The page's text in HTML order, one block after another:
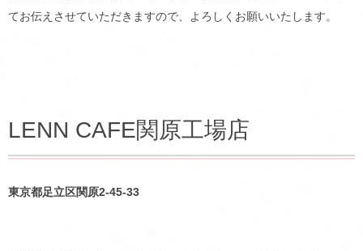
てお伝えさせていただきますので、よろしくお願いいたします。
LENN CAFE関原工場店
東京都足立区関原2-45-33